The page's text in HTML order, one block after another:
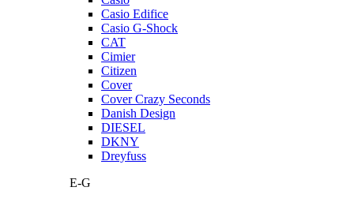
Casio Edifice
Casio G-Shock
CAT
Cimier
Citizen
Cover
Cover Crazy Seconds
Danish Design
DIESEL
DKNY
Dreyfuss
E-G